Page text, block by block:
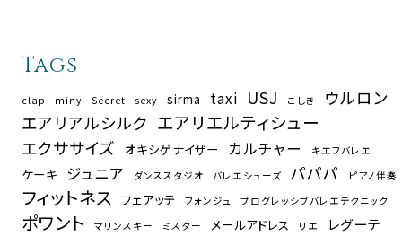
Tags
clap miny Secret sexy sirma taxi USJ こしき
ウルロン
エアリアルシルク エアリエルティシュー
エクササイズ オキシゲナイザー カルチャー キエフバレエ
ケーキ ジュニア ダンススタジオ バレエシューズ パパパ ピアノ伴奏
フィットネス フェアッテ フォンジュ プログレッシブバレエテクニック
ポワント マリンスキー ミスター メールアドレス リエ レグーテ